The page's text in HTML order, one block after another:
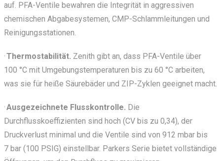
auf. PFA-Ventile bewahren die Integrität in aggressiven
chemischen Abgabesystemen, CMP-Schlammleitungen und
Reinigungsstationen.
·Thermostabilität. Zenith gibt an, dass PFA-Ventile über
100 °C mit Umgebungstemperaturen bis zu 60 °C arbeiten,
was sie für heiße Säurebäder und ZIP-Zyklen geeignet macht.
·Ausgezeichnete Flusskontrolle. Die
Durchflusskoeffizienten sind hoch (CV bis zu 0,34), der
Druckverlust minimal und die Ventile sind von 912 mbar bis
7 bar (100 PSIG) einstellbar. Parkers Serie bietet vollständige